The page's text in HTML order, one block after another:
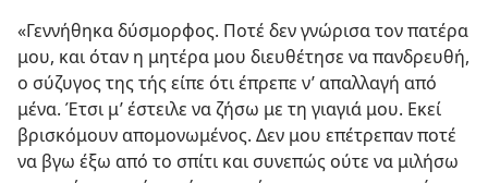
«Γεννήθηκα δύσμορφος. Ποτέ δεν γνώρισα τον πατέρα
μου, και όταν η μητέρα μου διευθέτησε να πανδρευθή,
ο σύζυγος της τής είπε ότι έπρεπε ν’ απαλλαγή από
μένα. Έτσι μ’ έστειλε να ζήσω με τη γιαγιά μου. Εκεί
βρισκόμουν απομονωμένος. Δεν μου επέτρεπαν ποτέ
να βγω έξω από το σπίτι και συνεπώς ούτε να μιλήσω